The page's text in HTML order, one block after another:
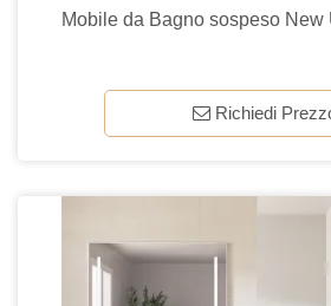
Mobile da Bagno sospeso New
Richiedi